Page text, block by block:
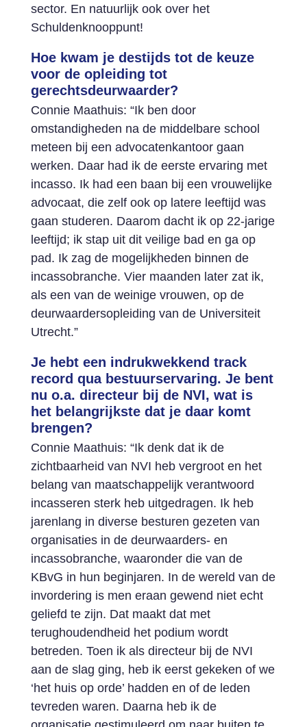
sector. En natuurlijk ook over het
Schuldenknooppunt!
Hoe kwam je destijds tot de keuze
voor de opleiding tot
gerechtsdeurwaarder?
Connie Maathuis: “Ik ben door
omstandigheden na de middelbare school
meteen bij een advocatenkantoor gaan
werken. Daar had ik de eerste ervaring met
incasso. Ik had een baan bij een vrouwelijke
advocaat, die zelf ook op latere leeftijd was
gaan studeren. Daarom dacht ik op 22-jarige
leeftijd; ik stap uit dit veilige bad en ga op
pad. Ik zag de mogelijkheden binnen de
incassobranche. Vier maanden later zat ik,
als een van de weinige vrouwen, op de
deurwaardersopleiding van de Universiteit
Utrecht.”
Je hebt een indrukwekkend track
record qua bestuurservaring. Je bent
nu o.a. directeur bij de NVI, wat is
het belangrijkste dat je daar komt
brengen?
Connie Maathuis: “Ik denk dat ik de
zichtbaarheid van NVI heb vergroot en het
belang van maatschappelijk verantwoord
incasseren sterk heb uitgedragen. Ik heb
jarenlang in diverse besturen gezeten van
organisaties in de deurwaarders- en
incassobranche, waaronder die van de
KBvG in hun beginjaren. In de wereld van de
invordering is men eraan gewend niet echt
geliefd te zijn. Dat maakt dat met
terughoudendheid het podium wordt
betreden. Toen ik als directeur bij de NVI
aan de slag ging, heb ik eerst gekeken of we
‘het huis op orde’ hadden en of de leden
tevreden waren. Daarna heb ik de